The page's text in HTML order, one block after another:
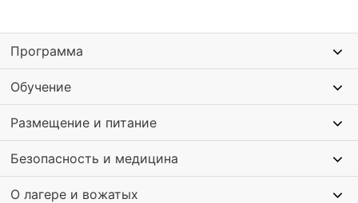
гора Химера, Античный город Олимпос, вершина
Тахталыдаг. Организуются пешие походы, пляжный отдых и
фотосессия.
Также в лагере проходят различные вечера
самодеятельности, приключенческие квесты, спортивные
состязания и игры на смекалку.
Программа
Обучение
Размещение и питание
Безопасность и медицина
О лагере и вожатых